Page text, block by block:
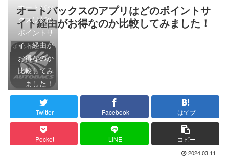
オートバックスのアプリはどのポイントサ
イト経由がお得なのか比較してみました！
ポイントサイト比較
オートバッ
クスはどの
ポイントサ
イト経由が
お得なのか
比較してみ
ました！
Twitter Facebook はてブ
Pocket LINE コピー
2024.03.11